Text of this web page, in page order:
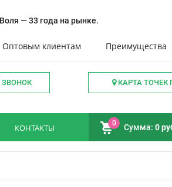
— 33 года на рынке.
Оптовым клиентам Преимущества
КАРТА ТОЧЕК
КОНТАКТЫ 0 Сумма: 0